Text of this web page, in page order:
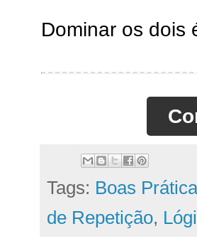
Dominar os dois
Tags: Boas
de Repetição,